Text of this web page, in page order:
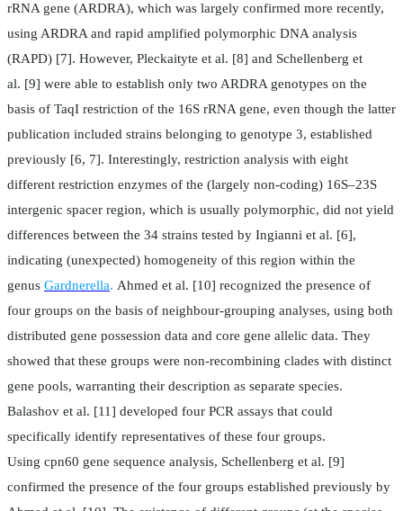
rRNA gene (ARDRA), which was largely confirmed more recently,
using ARDRA and rapid amplified polymorphic DNA analysis
(RAPD) [7]. However, Pleckaityte et al. [8] and Schellenberg et
al. [9] were able to establish only two ARDRA genotypes on the
basis of TaqI restriction of the 16S rRNA gene, even though the latter
publication included strains belonging to genotype 3, established
previously [6, 7]. Interestingly, restriction analysis with eight
different restriction enzymes of the (largely non-coding) 16S–23S
intergenic spacer region, which is usually polymorphic, did not yield
differences between the 34 strains tested by Ingianni et al. [6],
indicating (unexpected) homogeneity of this region within the
genus Gardnerella. Ahmed et al. [10] recognized the presence of
four groups on the basis of neighbour-grouping analyses, using both
distributed gene possession data and core gene allelic data. They
showed that these groups were non-recombining clades with distinct
gene pools, warranting their description as separate species.
Balashov et al. [11] developed four PCR assays that could
specifically identify representatives of these four groups.
Using cpn60 gene sequence analysis, Schellenberg et al. [9]
confirmed the presence of the four groups established previously by